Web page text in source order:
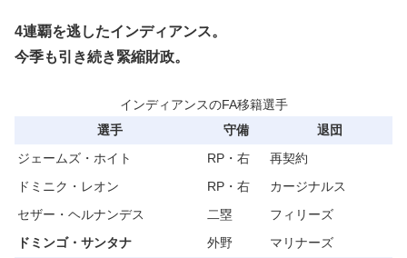
4連覇を逃したインディアンス。
今季も引き続き緊縮財政。
インディアンスのFA移籍選手
選手
守備
退団
ジェームズ・ホイト
RP・右
再契約
ドミニク・レオン
RP・右
カージナルス
セザー・ヘルナンデス
二塁
フィリーズ
ドミンゴ・サンタナ
外野
マリナーズ